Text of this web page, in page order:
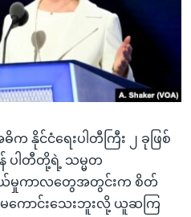
နိုင်ငံရေးပါတီကြီး ၂ ခုဖြစ်
ါတီတို့ရဲ့ သမ္မတ
ယ်မှုကာလတွေအတွင်းက စိတ်
မကောင်းသေးဘူးလို့ ယူဆကြ